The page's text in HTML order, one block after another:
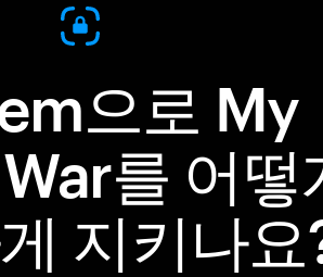
으로 My
를 어떻
지키나요